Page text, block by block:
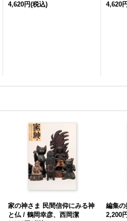
4,620円(税込)
4,620円
家の神さま 民間信仰にみる神
と仏 / 鶴岡幸彦、西岡潔
編集
2,200円